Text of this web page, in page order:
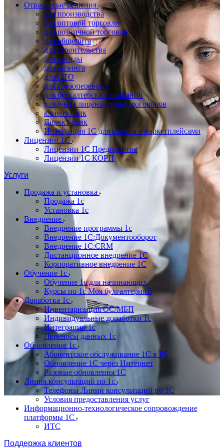
Отраслевые решения
для производства
для оптовой торговли
для розничной торговли
для общепита
для строительства
для аренды
для лизинга
для СТО
для грузоперевозок
для бухгалтерских компаний
для учета лицензионных договоров
клиент-банк
Директ-банк
Интеграция 1C для обмена с маркетплейсами
Лицензии 1С
Лицензии 1С Предприятие
Лицензии 1С КОРП
Услуги
Продажа и установка
Продажа 1с
Установка 1с
Внедрение
Внедрение программы 1с
Внедрение 1С:Документооборот
Внедрение 1С:CRM
Дистанционное внедрение 1С
Корпоративное внедрение 1С
Обучение 1с
Обучение 1с для начинающих
Курсы по 1с Моя бухгалтерия 8
Доработка 1с
Инвентаризация ОС/МБП
Индивидуальные доработки 1с
Интеграции 1с
Переносы данных 1с
Обновление 1с
Абонентское обслуживание 1С в РБ
Обновление 1С через Интернет
Разовые обновления 1С
Линия консультаций по 1с
Телефоны Линии консультаций по 1С
Условия предоставления услуг
Информационно-технологическое сопровождение
платформы 1С
ИТС
Поддержка клиентов